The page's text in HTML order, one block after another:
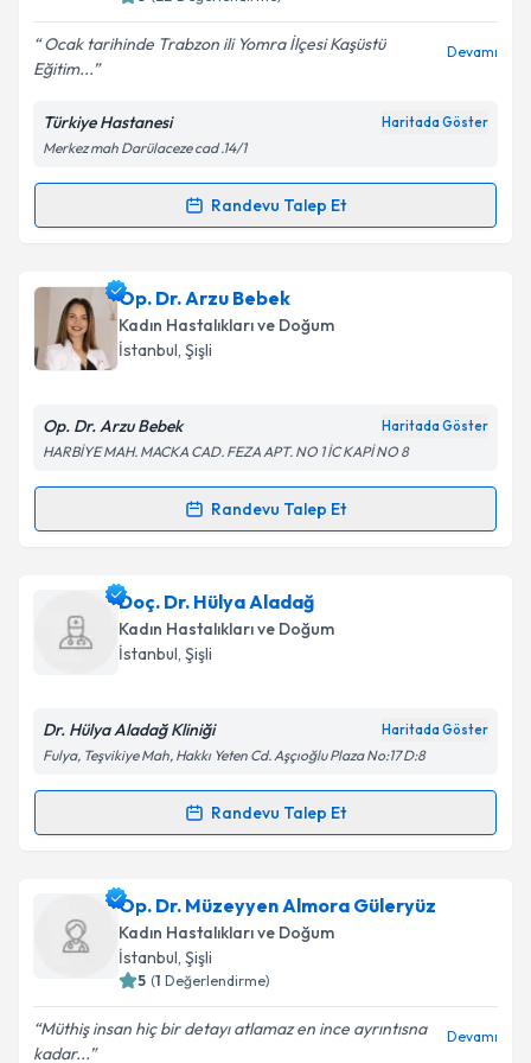
E-posta Adresiniz
Kişisel verilerimin işlenmesine ilişkin
Metni'ni okudum ve kişisel verilerimin belirtilen
kapsamda işlenmesini kabul ediyorum.
Ocak tarihinde Trabzon ili Yomra İlçesi Kaşüstü
Eğitim...
Devamı
Türkiye Hastanesi Haritada Göster
Merkez mah Darülaceze cad .14/1
Randevu Talep Et
Randevu Takvimi Talebi
Op. Dr. Füreya Zilal Hocagil
talebi oluşturun. Size bu uzmandan randevu almanız
için bir takvim hazırlandığında e-posta ile
bilgilendireceğiz.
Kişisel verilerimin işlenmesine ilişkinAydınlatma
kapsamda işlenmesini kabul ediyorum.
Takvim Talebini Gönder
Op. Dr. Arzu Bebek
Kadın Hastalıkları ve Doğum
İstanbul, Şişli
Op. Dr. Arzu Bebek Haritada Göster
HARBİYE MAH. MACKA CAD. FEZA APT. NO 1 İC KAPİ NO 8
Randevu Talep Et
Randevu Takvimi Talebi
Op. Dr. Arzu Bebekiçin randevu takvimi talebi
oluşturun. Size bu uzmandan randevu almanız için bir
takvim hazırlandığında e-posta ile bilgilendireceğiz.
Kişisel verilerimin işlenmesine ilişkin
Metni'ni okudum ve kişisel verilerimin belirtilen
Takvim Talebini Gönder
Doç. Dr. Hülya Aladağ
Kadın Hastalıkları ve Doğum
İstanbul, Şişli
Dr. Hülya Aladağ Kliniği Haritada Göster
Fulya, Teşvikiye Mah, Hakkı Yeten Cd. Aşçıoğlu Plaza No:17 D:8
Randevu Talep Et
Randevu Takvimi Talebi
Doç. Dr. Hülya Aladağiçin randevu takvimi talebi
oluşturun. Size bu uzmandan randevu almanız için bir
takvim hazırlandığında e-posta ile bilgilendireceğiz.
Op. Dr. Müzeyyen Almora Güleryüz
Kadın Hastalıkları ve Doğum
İstanbul, Şişli
5 (1 Değerlendirme)
Müthiş insan hiç bir detayı atlamaz en ince ayrıntısna
kadar...
Devamı